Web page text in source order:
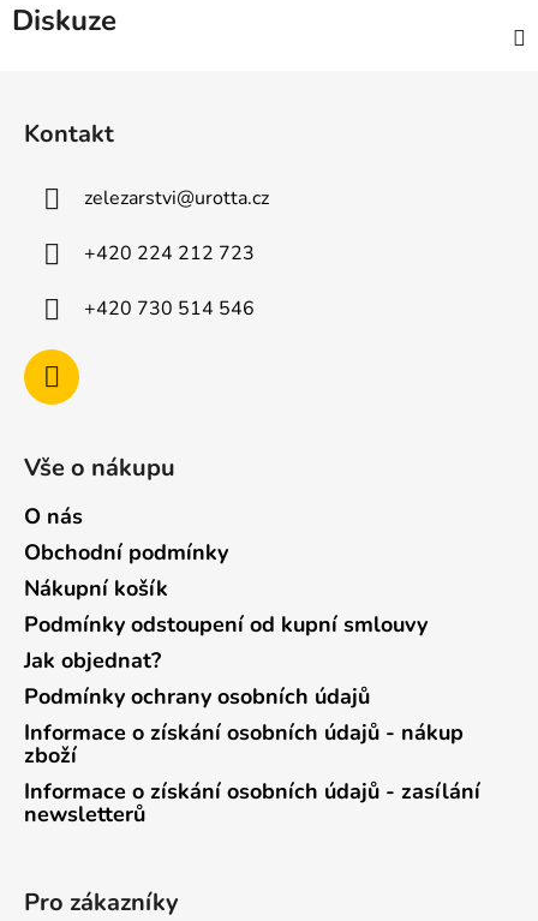
Diskuze
Kontakt
zelezarstvi@urotta.cz
+420 224 212 723
+420 730 514 546
Vše o nákupu
O nás
Obchodní podmínky
Nákupní košík
Podmínky odstoupení od kupní smlouvy
Jak objednat?
Podmínky ochrany osobních údajů
Informace o získání osobních údajů - nákup
zboží
Informace o získání osobních údajů - zasílání
newsletterů
Pro zákazníky